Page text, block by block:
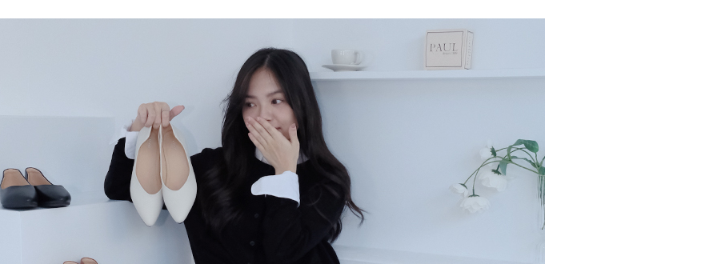
／ATM／網路銀行／等多元方式進行付款，方視為交易完成。
※ 請注意：結帳手續完成當下不需立刻繳費，但若您需要取消訂單，請聯
絡購買商品的店家。未經商家同意取消之訂單仍視為有效，需透過AFTEE
先享後付繳納相關費用。
※ 交易是否成功請以「AFTEE先享後付 」之結帳頁面顯示為準，若有關於
是否繳費成功／繳費後需取消欲退款等相關疑問，請聯繫「AFTEE先享後
付客戶支援中心」
【注意事項】
１．透過由恩沛科技股份有限公司提供之「AFTEE先享後付」服務完成之
交易，需依本服務之必要範圍內提供個人資料，並將交易相關給付款項請
求債權轉讓予恩沛科技股份有限公司。
２．關於個人資料處理事宜，請瀏覽以下網址：
https://aftee.tw/terms/#terms3
３．未成年的使用者請事先徵得法定代理人或監護人之同意方可使用
「AFTEE先享後付」，若未經同意申辦者引起之損失，本公司不負相關責
每筆NT$60，滿NT$800(含以上)免運費
7-11取貨付款
每筆NT$60，滿NT$800(含以上)免運費
付款後7-11取貨
每筆NT$60，滿NT$800(含以上)免運費
宅配
每筆NT$60，滿NT$800(含以上)免運費
外島宅配
每筆NT$255
國際配送